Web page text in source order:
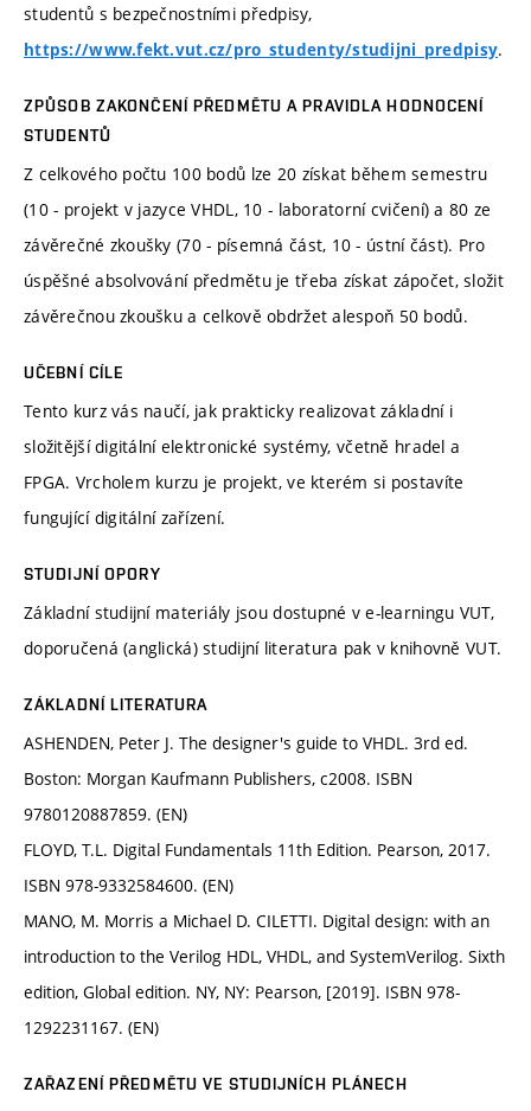
studentů s bezpečnostními předpisy,
https://www.fekt.vut.cz/pro_studenty/studijni_predpisy.
ZPŮSOB ZAKONČENÍ PŘEDMĚTU A PRAVIDLA HODNOCENÍ
STUDENTŮ
Z celkového počtu 100 bodů lze 20 získat během semestru
(10 - projekt v jazyce VHDL, 10 - laboratorní cvičení) a 80 ze
závěrečné zkoušky (70 - písemná část, 10 - ústní část). Pro
úspěšné absolvování předmětu je třeba získat zápočet, složit
závěrečnou zkoušku a celkově obdržet alespoň 50 bodů.
UČEBNÍ CÍLE
Tento kurz vás naučí, jak prakticky realizovat základní i
složitější digitální elektronické systémy, včetně hradel a
FPGA. Vrcholem kurzu je projekt, ve kterém si postavíte
fungující digitální zařízení.
STUDIJNÍ OPORY
Základní studijní materiály jsou dostupné v e-learningu VUT,
doporučená (anglická) studijní literatura pak v knihovně VUT.
ZÁKLADNÍ LITERATURA
ASHENDEN, Peter J. The designer's guide to VHDL. 3rd ed.
Boston: Morgan Kaufmann Publishers, c2008. ISBN
9780120887859. (EN)
FLOYD, T.L. Digital Fundamentals 11th Edition. Pearson, 2017.
ISBN 978-9332584600. (EN)
MANO, M. Morris a Michael D. CILETTI. Digital design: with an
introduction to the Verilog HDL, VHDL, and SystemVerilog. Sixth
edition, Global edition. NY, NY: Pearson, [2019]. ISBN 978-
1292231167. (EN)
ZAŘAZENÍ PŘEDMĚTU VE STUDIJNÍCH PLÁNECH